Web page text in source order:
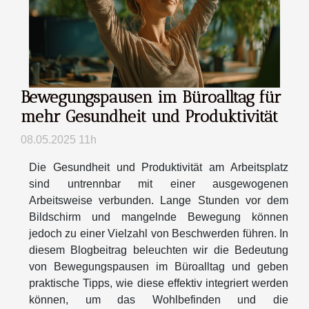
Bewegungspausen im Büroalltag für
mehr Gesundheit und Produktivität
08.05.2025 11h
Die Gesundheit und Produktivität am Arbeitsplatz
sind untrennbar mit einer ausgewogenen
Arbeitsweise verbunden. Lange Stunden vor dem
Bildschirm und mangelnde Bewegung können
jedoch zu einer Vielzahl von Beschwerden führen. In
diesem Blogbeitrag beleuchten wir die Bedeutung
von Bewegungspausen im Büroalltag und geben
praktische Tipps, wie diese effektiv integriert werden
können, um das Wohlbefinden und die